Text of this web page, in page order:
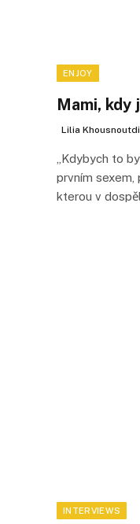
ENJOY
Mami, kdy
Lilia
„Kdybych to
prvním sexem,
kterou v
INTERVIEWS